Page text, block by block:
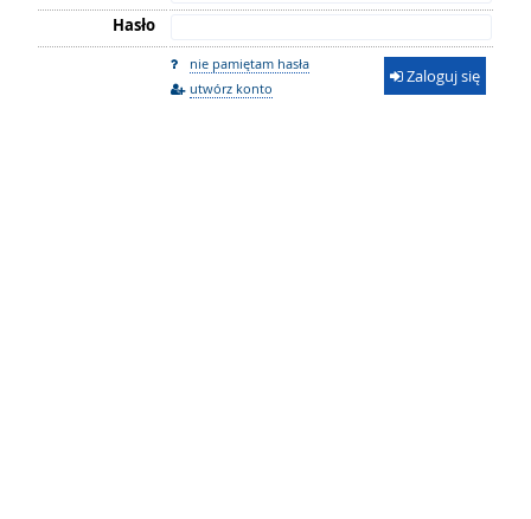
Hasło
nie pamiętam hasła
utwórz konto
Zaloguj się